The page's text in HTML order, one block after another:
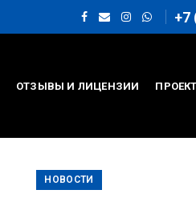
+7
ОТЗЫВЫ И ЛИЦЕНЗИИ
НОВОСТИ